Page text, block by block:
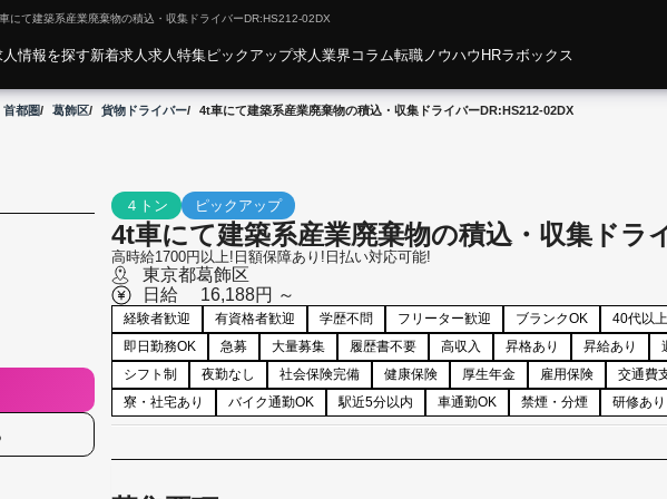
にて建築系産業廃棄物の積込・収集ドライバーDR:HS212-02DX
人情報を探す新着求人求人特集ピックアップ求人業界コラム転職ノウハウ HRラボックス
首都圏 葛飾区 貨物ドライバー 4t車にて建築系産業廃棄物の積込・収集ドライバーDR:HS212-02DX
４トン ピックアップ
4t車にて建築系産業廃棄物の積込・収集ドラ
高時給1700円以上!日額保障あり!日払い対応可能!
東京都葛飾区
日給 16,188円 ～
こ
だ
わ
り
経験者歓迎 有資格者歓迎 学歴不問 フリーター歓迎 ブランクOK
40代以
即日勤務OK
急募 大量募集 履歴書不要 高収入 昇格あり 昇給あり
シフト制
夜勤なし 社会保険完備 健康保険 厚生年金 雇用保険
交通費
寮・社宅あり
バイク通勤OK 駅近5分以内 車通勤OK 禁煙・分煙 研修あり